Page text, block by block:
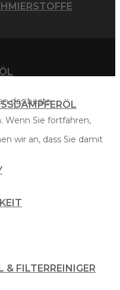
& FILTERREINIGER
das beste
Wenn Sie fortfahren,
wir an, dass Sie damit